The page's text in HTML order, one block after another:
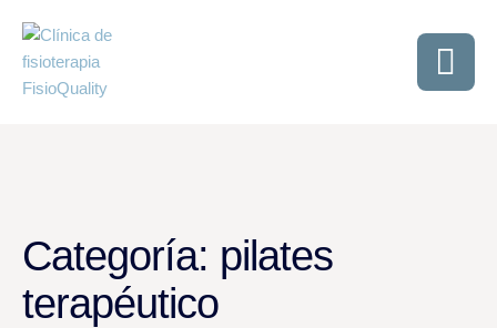
Categoría: pilates
terapéutico